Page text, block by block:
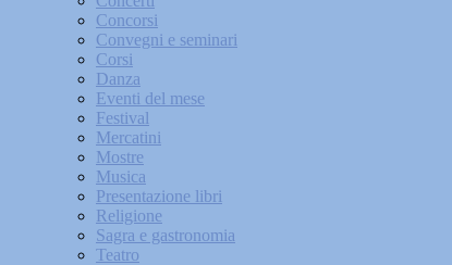
Concorsi
Convegni e seminari
Corsi
Danza
Eventi del mese
Festival
Mercatini
Mostre
Musica
Presentazione libri
Religione
Sagra e gastronomia
Teatro